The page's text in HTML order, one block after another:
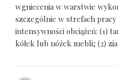
wgniecenia w warstwie
szczególnie w strefach
intensywności obciążeń: (1)
kółek lub nóżek mebli; (2)